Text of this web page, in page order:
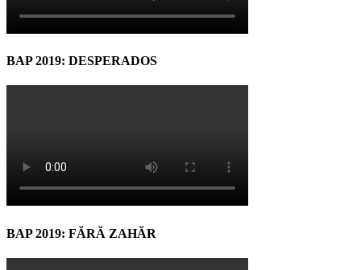
BAP 2019: DESPERADOS
BAP 2019: FĂRĂ ZAHĂR